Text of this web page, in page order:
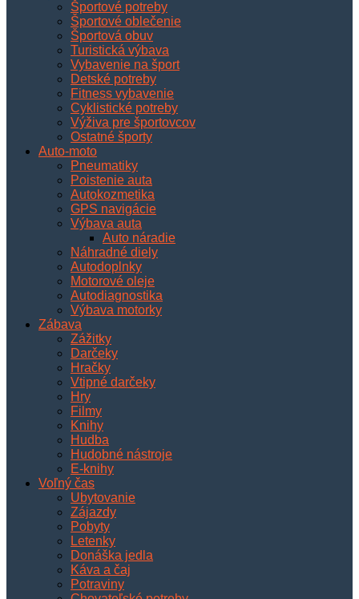
Športové potreby
Športové oblečenie
Športová obuv
Turistická výbava
Vybavenie na šport
Detské potreby
Fitness vybavenie
Cyklistické potreby
Výživa pre športovcov
Ostatné športy
Auto-moto
Pneumatiky
Poistenie auta
Autokozmetika
GPS navigácie
Výbava auta
Auto náradie
Náhradné diely
Autodoplnky
Motorové oleje
Autodiagnostika
Výbava motorky
Zábava
Zážitky
Darčeky
Hračky
Vtipné darčeky
Hry
Filmy
Knihy
Hudba
Hudobné nástroje
E-knihy
Voľný čas
Ubytovanie
Zájazdy
Pobyty
Letenky
Donáška jedla
Káva a čaj
Potraviny